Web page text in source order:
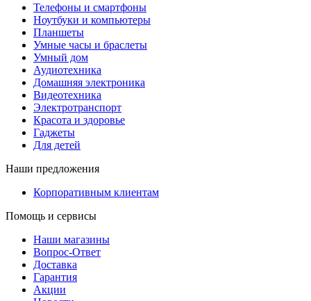
Телефоны и смартфоны
Ноутбуки и компьютеры
Планшеты
Умные часы и браслеты
Умный дом
Аудиотехника
Домашняя электроника
Видеотехника
Электротранспорт
Красота и здоровье
Гаджеты
Для детей
Наши предложения
Корпоративным клиентам
Помощь и сервисы
Наши магазины
Вопрос-Ответ
Доставка
Гарантия
Акции